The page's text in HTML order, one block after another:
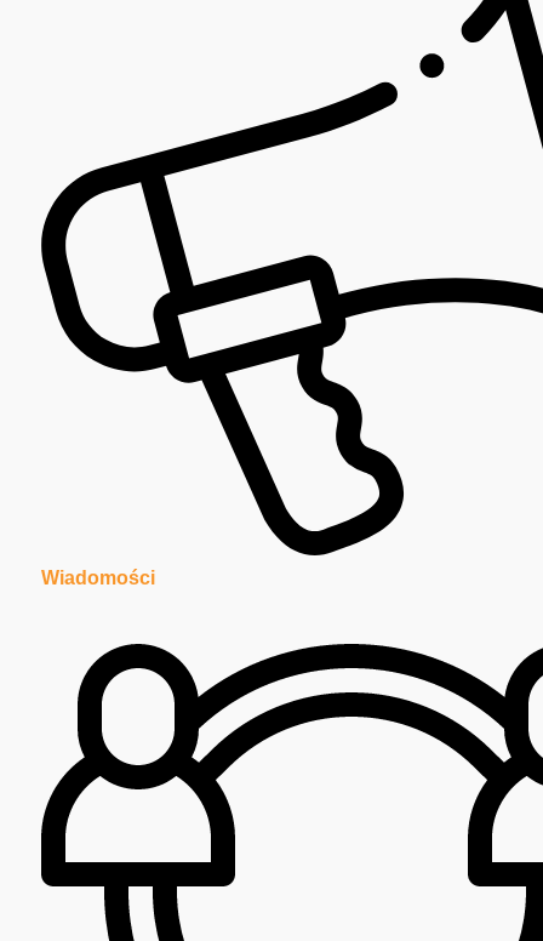
Wiadomości